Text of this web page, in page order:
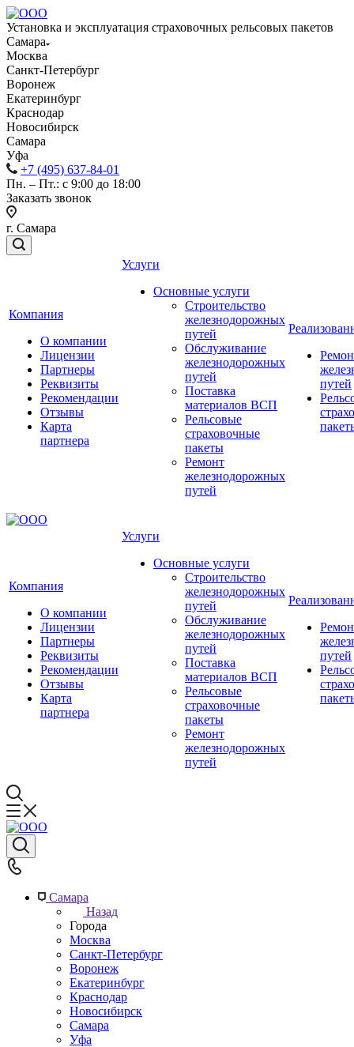
Установка и эксплуатация страховочных рельсовых пакетов
Самара
Москва
Санкт-Петербург
Воронеж
Екатеринбург
Краснодар
Новосибирск
Самара
Уфа
+7 (495) 637-84-01
Пн. – Пт.: с 9:00 до 18:00
Заказать звонок
г. Самара
Компания
О компании
Лицензии
Партнеры
Реквизиты
Рекомендации
Отзывы
Карта
партнера
Услуги
Основные услуги
Строительство
железнодорожных
путей
Обслуживание
железнодорожных
путей
Поставка
материалов ВСП
Рельсовые
страховочные
пакеты
Ремонт
железнодорожных
путей
путей
Компания
О компании
Лицензии
Партнеры
Реквизиты
Рекомендации
Отзывы
Карта
партнера
Услуги
Основные услуги
Строительство
железнодорожных
путей
Обслуживание
железнодорожных
путей
Поставка
материалов ВСП
Рельсовые
страховочные
пакеты
Ремонт
железнодорожных
путей
путей
Самара
Назад
Города
Москва
Санкт-Петербург
Воронеж
Екатеринбург
Краснодар
Новосибирск
Самара
Уфа